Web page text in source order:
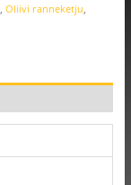
Oliivi ranneketju